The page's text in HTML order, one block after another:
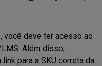
você deve ter acesso ao
Além disso,
para a SKU correta da